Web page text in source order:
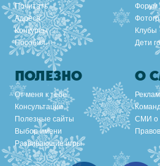
Почитать
Адреса
Конкурсы
Пособия
Форум
Клубы
Дети
ПОЛЕЗНО
От меня к тебе
Консультации
Полезные сайты
Выбор имени
Развивающие игры
О
СМИ о